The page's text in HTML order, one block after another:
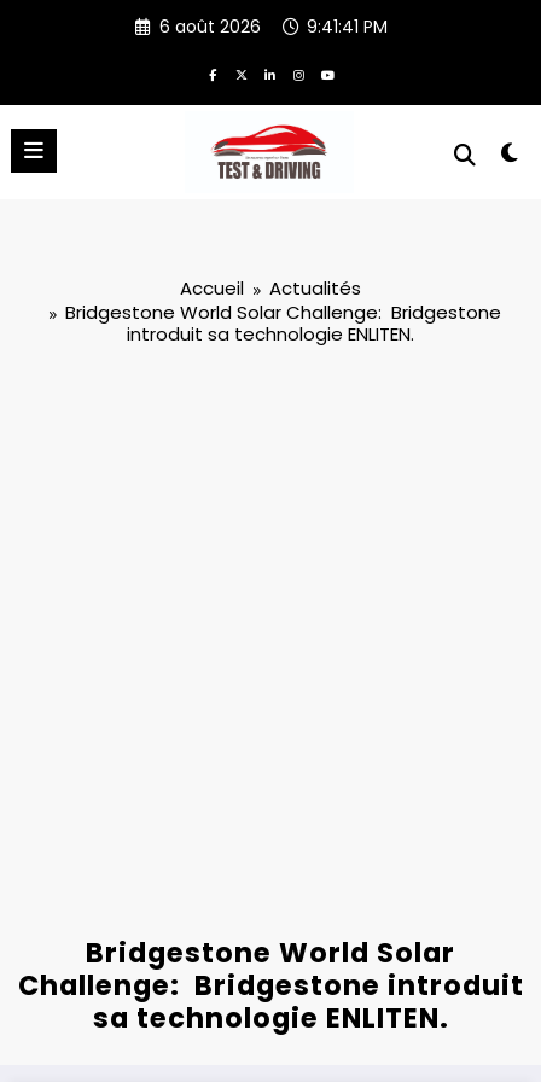
6 août 2026 9:41:42 PM
Accueil
Actualités
Bridgestone World Solar Challenge: Bridgestone
introduit sa technologie ENLITEN.
Bridgestone World Solar
Challenge: Bridgestone introduit
sa technologie ENLITEN.